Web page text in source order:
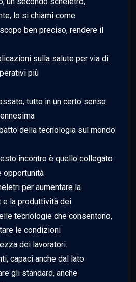
lo si chiami come
ben preciso, rendere il
sulla salute per via di
più
tutto in un certo senso
della tecnologia sul mondo
incontro è quello collegato
opportunità
per aumentare la
la produttività dei
tecnologie che consentono,
le condizioni
dei lavoratori.
capaci anche dal lato
gli standard, anche